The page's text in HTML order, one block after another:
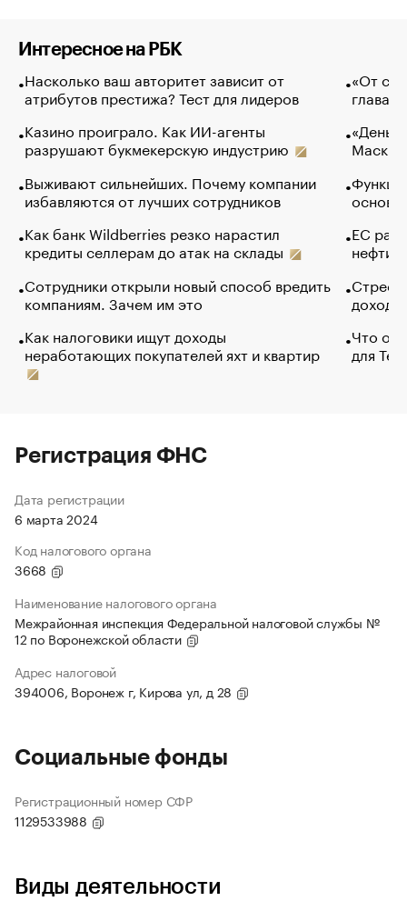
Интересное на РБК
Насколько ваш авторитет зависит от
атрибутов престижа? Тест для лидеров
Казино проиграло. Как ИИ-агенты
разрушают букмекерскую индустрию
Выживают сильнейших. Почему компании
избавляются от лучших сотрудников
Как банк Wildberries резко нарастил
кредиты селлерам до атак на склады
Сотрудники открыли новый способ вредить
компаниям. Зачем им это
Как налоговики ищут доходы
неработающих покупателей яхт и квартир
«От
глава
Маск в
основ
ЕС
нефти
Что
для
Регистрация ФНС
Дата регистрации
6 марта 2024
Код налогового органа
3668
Наименование налогового органа
Межрайонная инспекция Федеральной налоговой службы №
12 по Воронежской области
Адрес налоговой
394006, Воронеж г, Кирова ул, д 28
Социальные фонды
Регистрационный номер СФР
1129533988
Виды деятельности